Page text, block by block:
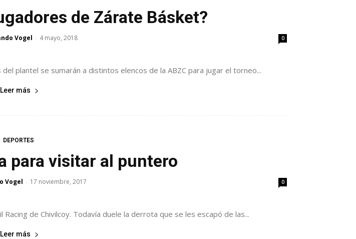
de Zárate Básket?
Vogel - 4 mayo, 2018 0
plantel se sumarán a distintos elencos de la ABZC para jugar el torneo...
Leer más
DEPORTES
para visitar al puntero
Vogel - 17 noviembre, 2017 0
de Chivilcoy. Todavía duele la derrota que se les escapó de las...
Leer más